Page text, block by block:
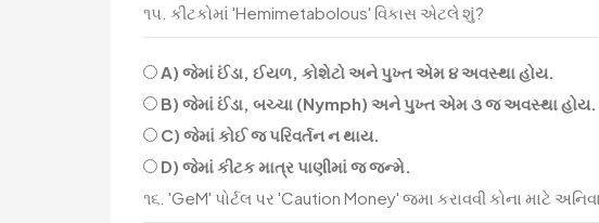
૧૫. કીટકોમાં 'Hemimetabolous' વિકાસ એટલે શું?
A) જેમાં ઈંડા, ઈયળ, કોશેટો અને પુખ્ત એમ ૪ અવસ્થા હોય.
B) જેમાં ઈંડા, બચ્ચા (Nymph) અને પુખ્ત એમ ૩ જ અવસ્થા હોય.
C) જેમાં કોઈ જ પરિવર્તન ન થાય.
D) જેમાં કીટક માત્ર પાણીમાં જ જન્મે.
૧૬. 'GeM' પોર્ટલ પર 'Caution Money' જમા કરાવવી કોના માટે